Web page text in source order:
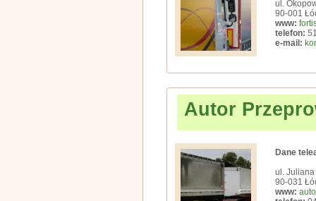
ul.
90-001
www:
telefon:
e-mail:
Autor
Dane
ul.
90-031
www: